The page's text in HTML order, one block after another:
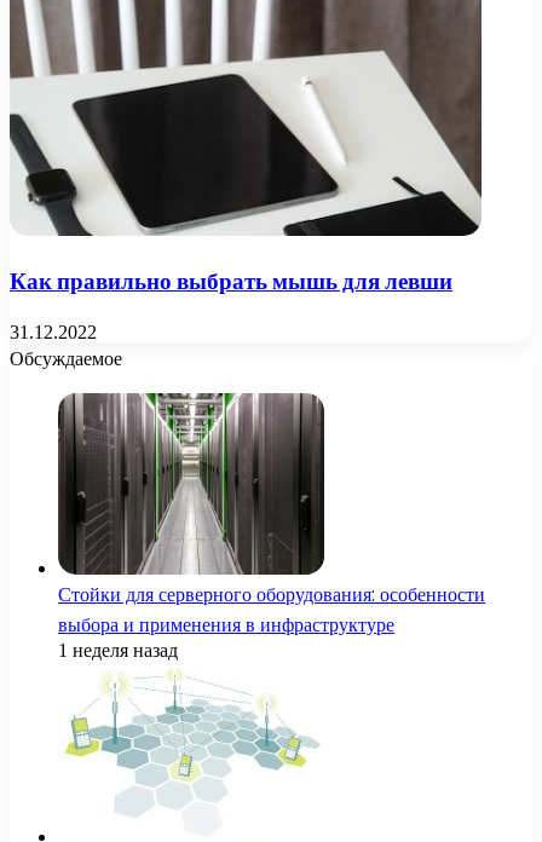
Как правильно выбрать мышь для левши
31.12.2022
Обсуждаемое
Стойки для серверного оборудования: особенности
выбора и применения в инфраструктуре
1 неделя назад